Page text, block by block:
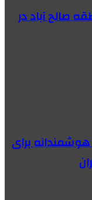
صالح آباد در
هوشمندانه برای